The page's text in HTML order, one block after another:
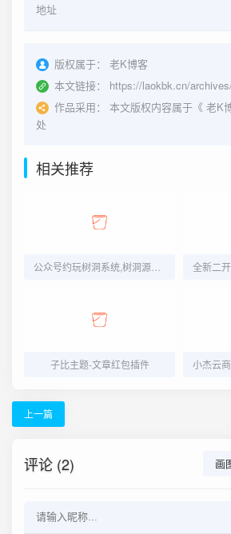
地址
版权属于：
老K博客
本文链接：
https://laokbk.cn/
作品采用：
本文版权内容属于《 老K
处
相关推荐
子比主题-文章红包插件
上一篇
评论 (2) 画